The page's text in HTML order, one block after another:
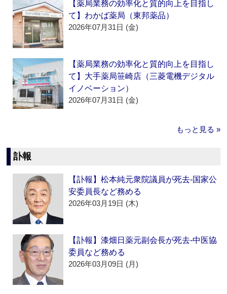
【薬局業務の効率化と質的向上を目指し
て】わかば薬局（東邦薬品）
2026年07月31日 (金)
【薬局業務の効率化と質的向上を目指し
て】大手薬局笹崎店（三菱電機デジタル
イノベーション）
2026年07月31日 (金)
もっと見る »
訃報
【訃報】松本純元衆院議員が死去‐国家公
安委員長など務める
2026年03月19日 (木)
【訃報】漆畑日薬元副会長が死去‐中医協
委員など務める
2026年03月09日 (月)